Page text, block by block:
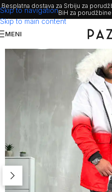
Skip to navigation
Skip to main content
Besplatna dostava za Srbiju za
BiH za
MENI